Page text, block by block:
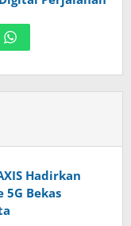
Hadirkan
5G Bekas